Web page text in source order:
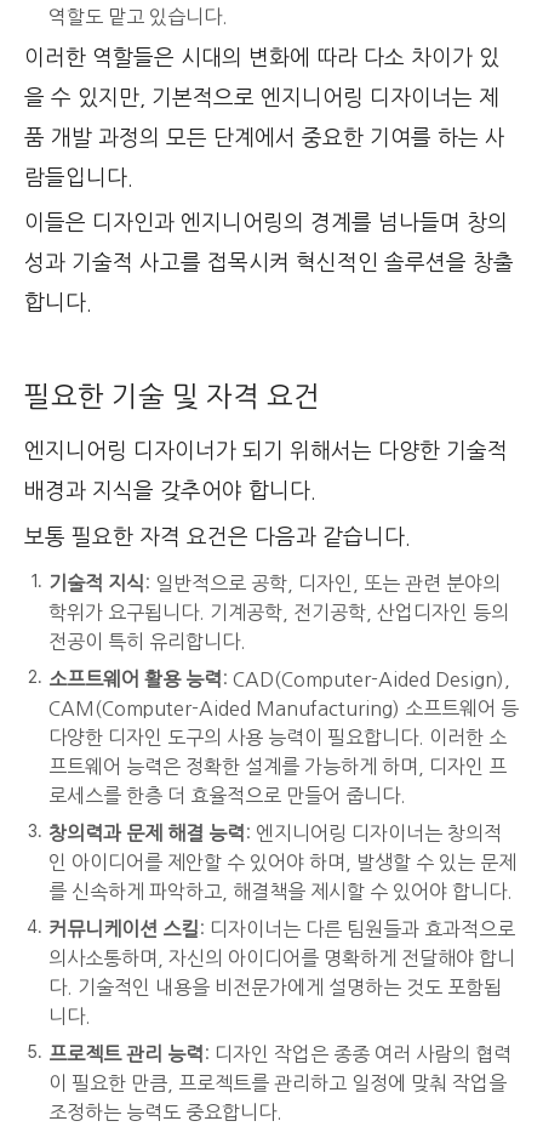
역할도 맡고 있습니다.
이러한 역할들은 시대의 변화에 따라 다소 차이가 있
을 수 있지만, 기본적으로 엔지니어링 디자이너는 제
품 개발 과정의 모든 단계에서 중요한 기여를 하는 사
람들입니다.
이들은 디자인과 엔지니어링의 경계를 넘나들며 창의
성과 기술적 사고를 접목시켜 혁신적인 솔루션을 창출
합니다.
필요한 기술 및 자격 요건
엔지니어링 디자이너가 되기 위해서는 다양한 기술적
배경과 지식을 갖추어야 합니다.
보통 필요한 자격 요건은 다음과 같습니다.
기술적 지식: 일반적으로 공학, 디자인, 또는 관련 분야의
학위가 요구됩니다. 기계공학, 전기공학, 산업디자인 등의
전공이 특히 유리합니다.
소프트웨어 활용 능력: CAD(Computer-Aided Design),
CAM(Computer-Aided Manufacturing) 소프트웨어 등
다양한 디자인 도구의 사용 능력이 필요합니다. 이러한 소
프트웨어 능력은 정확한 설계를 가능하게 하며, 디자인 프
로세스를 한층 더 효율적으로 만들어 줍니다.
창의력과 문제 해결 능력: 엔지니어링 디자이너는 창의적
인 아이디어를 제안할 수 있어야 하며, 발생할 수 있는 문제
를 신속하게 파악하고, 해결책을 제시할 수 있어야 합니다.
커뮤니케이션 스킬: 디자이너는 다른 팀원들과 효과적으로
의사소통하며, 자신의 아이디어를 명확하게 전달해야 합니
다. 기술적인 내용을 비전문가에게 설명하는 것도 포함됩
니다.
프로젝트 관리 능력: 디자인 작업은 종종 여러 사람의 협력
이 필요한 만큼, 프로젝트를 관리하고 일정에 맞춰 작업을
조정하는 능력도 중요합니다.